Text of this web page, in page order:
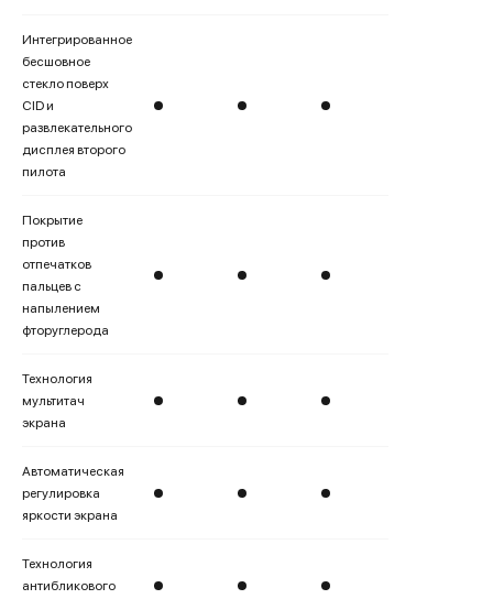
Интегрированное
бесшовное
стекло поверх
CID и
развлекательного
дисплея второго
пилота
Покрытие
против
отпечатков
пальцев с
напылением
фторуглерода
Технология
мультитач
экрана
Автоматическая
регулировка
яркости экрана
Технология
антибликового